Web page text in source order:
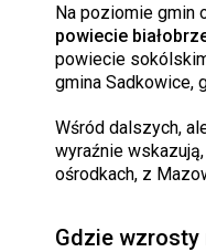
Na poziomie gmin
powiecie
powiecie
gmina Sadkowice,
Wśród dalszych,
wyraźnie
ośrodkach, z
Gdzie wzrosty